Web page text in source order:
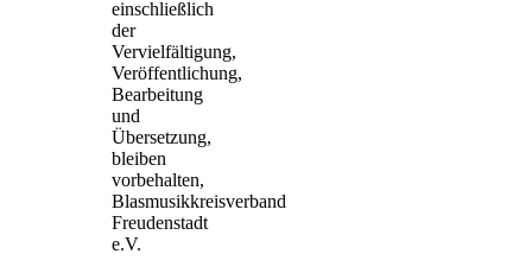
einschließlich
der
Vervielfältigung,
Veröffentlichung,
Bearbeitung
und
Übersetzung,
bleiben
vorbehalten,
Blasmusikkreisverband
Freudenstadt
e.V.